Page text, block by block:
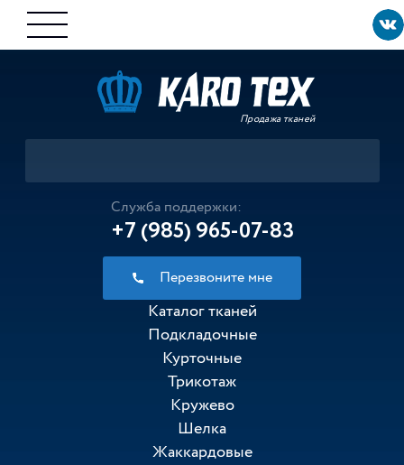
Продажа тканей
Служба поддержки:
+7 (985) 965-07-83
Перезвоните мне
Каталог тканей
Подкладочные
Курточные
Трикотаж
Кружево
Шелка
Жаккардовые